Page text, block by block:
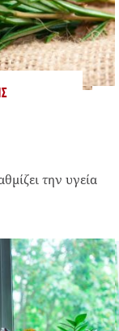
την υγεία